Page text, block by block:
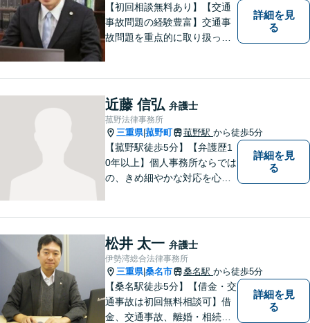
【初回相談無料あり】【交通
事故問題の経験豊富】交通事
故問題を重点的に取り扱って
ます。その他の法律問題につ
いても、あなたの身近な相談
役として、あなたの力になり
ます。
詳細を見
る
近藤 信弘 弁護士
菰野法律事務所
三重県|菰野町 菰野駅 から徒歩5分
【菰野駅徒歩5分】【弁護歴1
0年以上】個人事務所ならでは
の、きめ細やかな対応を心が
行います！【完全個室】
詳細を見
る
松井 太一 弁護士
伊勢湾総合法律事務所
三重県|桑名市 桑名駅 から徒歩5分
【桑名駅徒歩5分】【借金・交
通事故は初回無料相談可】借
金、交通事故、離婚・相続、
詳細を見
る